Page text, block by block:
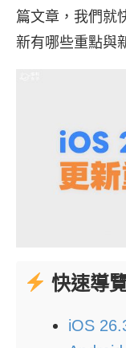
篇文章，我們就
新有哪些重點與
快速導
iOS